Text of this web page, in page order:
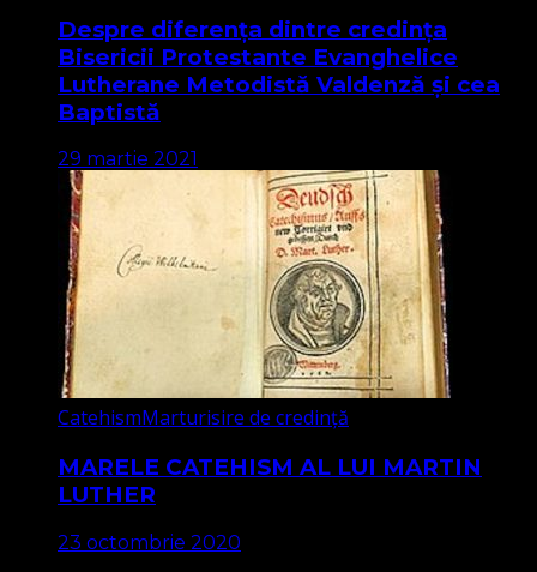
Despre diferența dintre credința
Bisericii Protestante Evanghelice
Lutherane Metodistă Valdenză și cea
Baptistă
29 martie 2021
CatehismMarturisire de credință
MARELE CATEHISM AL LUI MARTIN
LUTHER
23 octombrie 2020